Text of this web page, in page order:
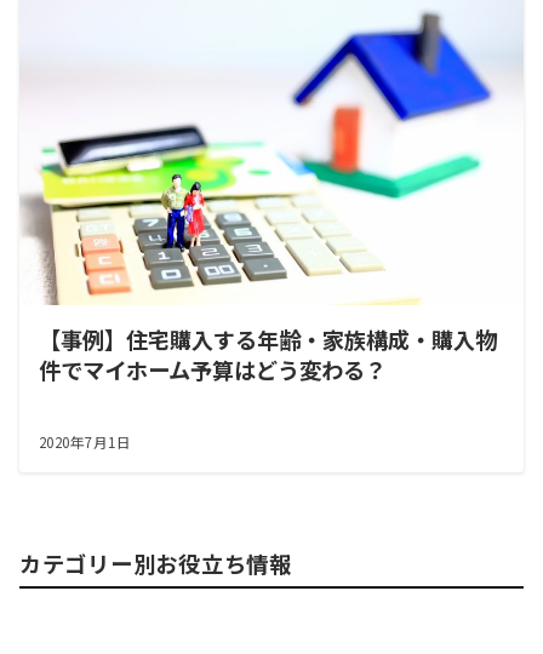
【事例】住宅購入する年齢・家族構成・購入物
件でマイホーム予算はどう変わる？
2020年7月1日
カテゴリー別お役立ち情報